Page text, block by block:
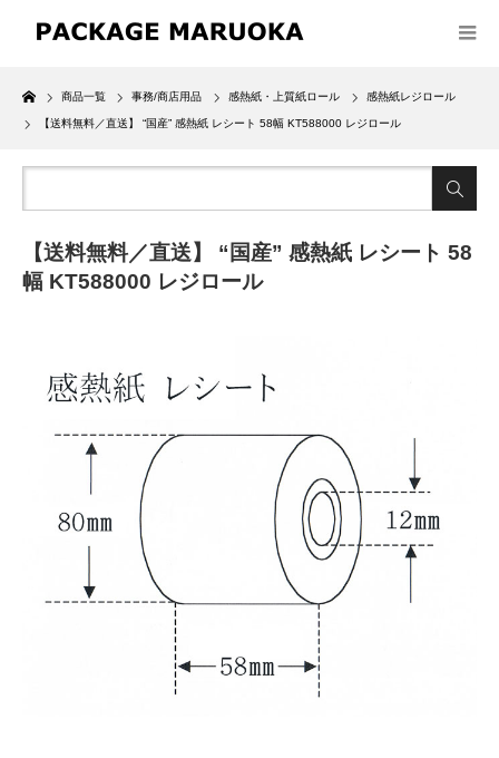
Home
商品一覧 事務/商店用品 感熱紙・上質紙ロール 感熱紙レジロール
【送料無料／直送】 “国産” 感熱紙 レシート 58幅 KT588000 レジロール
【送料無料／直送】 “国産” 感熱紙 レシート 58
幅 KT588000 レジロール